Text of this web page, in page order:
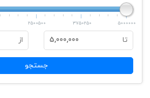
2500500 3750250 5000000
تا 5,000,000 از
جستجو